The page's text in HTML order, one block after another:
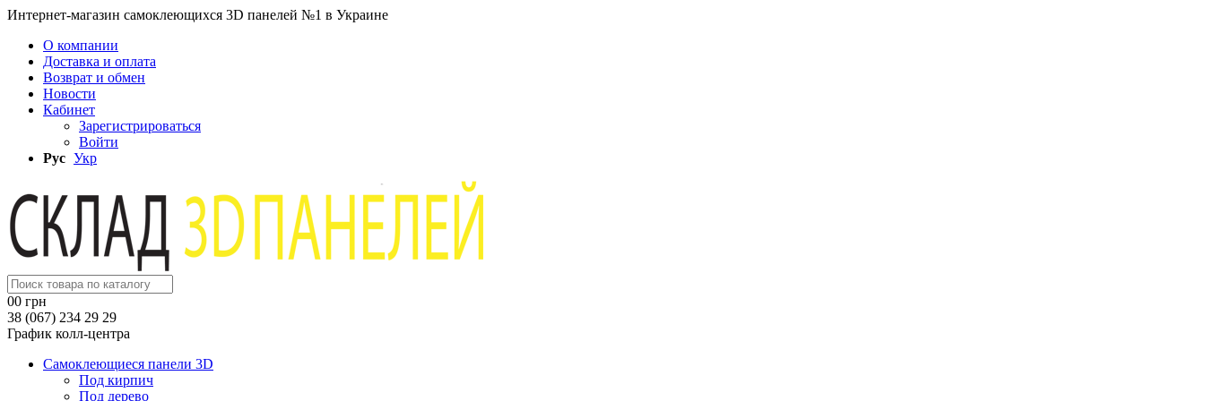
Интернет-магазин самоклеющихся 3D панелей №1 в Украине
О компании
Доставка и оплата
Возврат и обмен
Новости
Кабинет
Зарегистрироваться
Войти
Рус Укр
00 грн
38 (067) 234 29 29
График колл-центра
Самоклеющиеся панели 3D
Под кирпич
Под дерево